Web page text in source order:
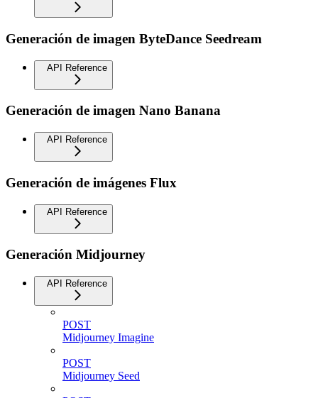
Generación de imagen ByteDance Seedream
API Reference
Generación de imagen Nano Banana
API Reference
Generación de imágenes Flux
API Reference
Generación Midjourney
API Reference
POST
Midjourney Imagine
POST
Midjourney Seed